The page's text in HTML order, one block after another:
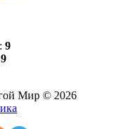
9
9
Мир © 2026